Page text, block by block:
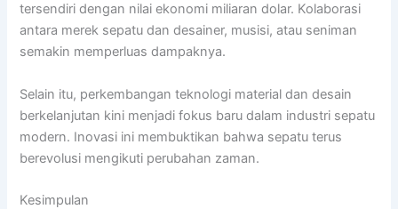
tersendiri dengan nilai ekonomi miliaran dolar. Kolaborasi
antara merek sepatu dan desainer, musisi, atau seniman
semakin memperluas dampaknya.
Selain itu, perkembangan teknologi material dan desain
berkelanjutan kini menjadi fokus baru dalam industri sepatu
modern. Inovasi ini membuktikan bahwa sepatu terus
berevolusi mengikuti perubahan zaman.
Kesimpulan